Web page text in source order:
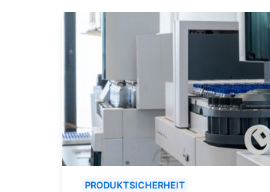
PRODUKTSICHERHEIT